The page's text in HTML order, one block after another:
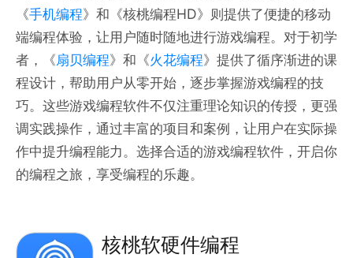
《手机编程》和《核桃编程HD》则提供了便捷的移动
端编程体验，让用户随时随地进行游戏编程。对于初学
者，《扇贝编程》和《火花编程》提供了循序渐进的课
程设计，帮助用户从零开始，逐步掌握游戏编程的技
巧。这些游戏编程软件不仅注重理论知识的传授，更强
调实践操作，通过丰富的项目和案例，让用户在实际操
作中提升编程能力。选择合适的游戏编程软件，开启你
的编程之旅，享受编程的乐趣。
核桃软硬件编程